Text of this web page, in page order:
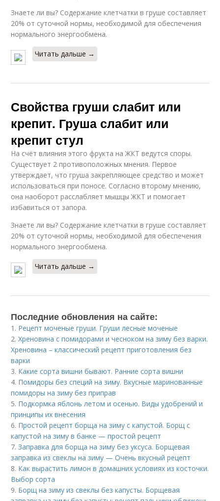
Знаете ли вы? Содержание клетчатки в груше составляет
20% от суточной нормы, необходимой для обеспечения
нормального энергообмена.
Читать дальше →
Свойства груши слабит или
крепит. Груша слабит или
крепит стул
На счёт влияния этого фрукта на ЖКТ ведутся споры.
Существует 2 противоположных мнения. Первое
утверждает, что груша закрепляющее средство и может
использоваться при поносе. Согласно второму мнению,
она наоборот расслабляет мышцы ЖКТ и помогает
избавиться от запора.
Знаете ли вы? Содержание клетчатки в груше составляет
20% от суточной нормы, необходимой для обеспечения
нормального энергообмена.
Читать дальше →
Последние обновления на сайте:
1. Рецепт моченые груши. Груши лесные моченые
2.Хреновина с помидорами и чесноком на зиму без варки.
Хреновина – классический рецепт приготовления без
варки
3. Какие сорта вишни бывают. Ранние сорта вишни
4. Помидоры без специй на зиму. Вкусные маринованные
помидоры на зиму без приправ
5. Подкормка яблонь летом и осенью. Виды удобрений и
принципы их внесения
6. Простой рецепт борща на зиму с капустой. Борщ с
капустой на зиму в банке — простой рецепт
7.Заправка для борща на зиму без уксуса. Борщевая
заправка из свеклы на зиму — Очень вкусный рецепт
8. Как вырастить лимон в домашних условиях из косточки.
Выбор сорта
9. Борщ на зиму из свеклы без капусты. Борщевая